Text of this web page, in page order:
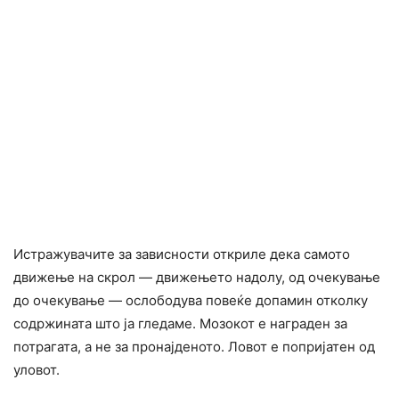
Истражувачите за зависности откриле дека самото
движење на скрол — движењето надолу, од очекување
до очекување — ослободува повеќе допамин отколку
содржината што ја гледаме. Мозокот е награден за
потрагата, а не за пронајденото. Ловот е попријатен од
уловот.